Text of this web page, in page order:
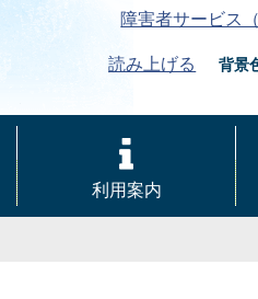
障害者サービス
読み上げる 背景
利用案内